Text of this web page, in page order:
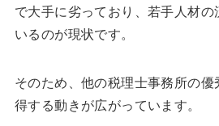
で大手に劣っており、若手人材
いるのが現状です。
そのため、他の税理士事務所の
得する動きが広がっています。